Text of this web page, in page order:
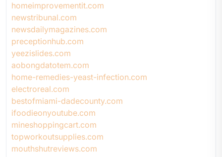
homeimprovementit.com
newstribunal.com
newsdailymagazines.com
preceptionhub.com
yeezislides.com
aobongdatotem.com
home-remedies-yeast-infection.com
electroreal.com
bestofmiami-dadecounty.com
ifoodieonyoutube.com
mineshoppingcart.com
topworkoutsupplies.com
mouthshutreviews.com